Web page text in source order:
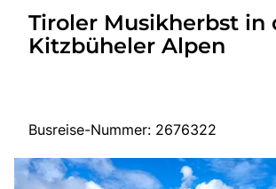
Highlights
Service
Start
Tiroler Musikherbst in
Kitzbüheler Alpen
Busreise-Nummer: 2676322